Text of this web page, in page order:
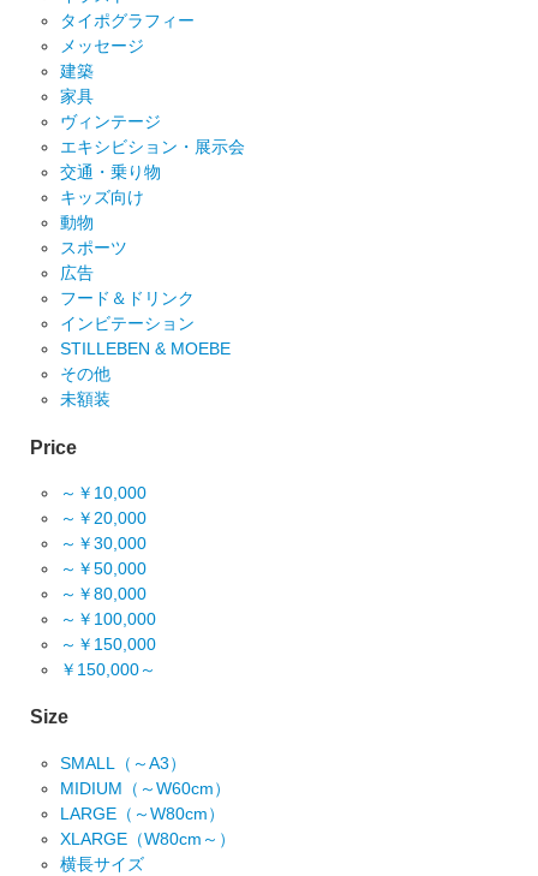
タイポグラフィー
メッセージ
建築
家具
ヴィンテージ
エキシビション・展示会
交通・乗り物
キッズ向け
動物
スポーツ
広告
フード＆ドリンク
インビテーション
STILLEBEN & MOEBE
その他
未額装
Price
～￥10,000
～￥20,000
～￥30,000
～￥50,000
～￥80,000
～￥100,000
～￥150,000
￥150,000～
Size
SMALL（～A3）
MIDIUM（～W60cm）
LARGE（～W80cm）
XLARGE（W80cm～）
横長サイズ